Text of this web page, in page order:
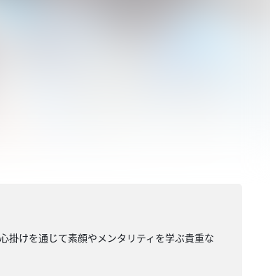
掛けを通じて素顔やメンタリティを学ぶ貴重な